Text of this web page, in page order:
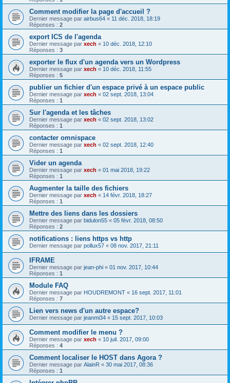
Comment modifier la page d'accueil ?
Dernier message par airbus64 « 11 déc. 2018, 18:19
Réponses : 2
export ICS de l'agenda
Dernier message par xech « 10 déc. 2018, 12:10
Réponses : 3
exporter le flux d'un agenda vers un Wordpress
Dernier message par xech « 10 déc. 2018, 11:55
Réponses : 5
publier un fichier d'un espace privé à un espace public
Dernier message par xech « 02 sept. 2018, 13:04
Réponses : 1
Sur l'agenda et les tâches
Dernier message par xech « 02 sept. 2018, 13:02
Réponses : 1
contacter omnispace
Dernier message par xech « 02 sept. 2018, 12:40
Réponses : 1
Vider un agenda
Dernier message par xech « 01 mai 2018, 19:22
Réponses : 1
Augmenter la taille des fichiers
Dernier message par xech « 14 févr. 2018, 18:27
Réponses : 1
Mettre des liens dans les dossiers
Dernier message par bidulon55 « 05 févr. 2018, 08:50
Réponses : 2
notifications : liens https vs http
Dernier message par pollux57 « 08 nov. 2017, 21:11
IFRAME
Dernier message par jean-phi « 01 nov. 2017, 10:44
Réponses : 1
Module FAQ
Dernier message par HOUDREMONT « 16 sept. 2017, 11:01
Réponses : 7
Lien vers news d'un autre espace?
Dernier message par jeanmi34 « 15 sept. 2017, 10:03
Comment modifier le menu ?
Dernier message par xech « 10 juil. 2017, 09:00
Réponses : 4
Comment localiser le HOST dans Agora ?
Dernier message par AlainR « 30 mai 2017, 08:36
Réponses : 1